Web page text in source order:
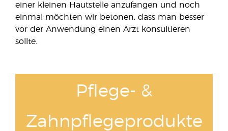
einer kleinen Hautstelle anzufangen und noch
einmal möchten wir betonen, dass man besser
vor der Anwendung einen Arzt konsultieren
sollte.
Pflege- &
Zahnpflegeprodukte